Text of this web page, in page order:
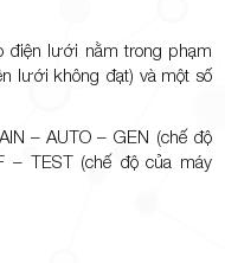
điện lưới nằm trong phạm
lưới không đạt) và một số
– AUTO – GEN (chế độ
– TEST (chế độ của máy